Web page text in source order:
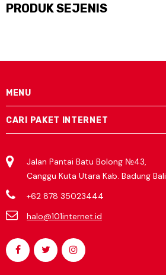
PRODUK SEJENIS
MENU
CARI PAKET INTERNET
Jalan Pantai Batu Bolong №43,
Canggu Kuta Utara Kab. Badung Bali
+62 878 35023444
halo@101internet.id